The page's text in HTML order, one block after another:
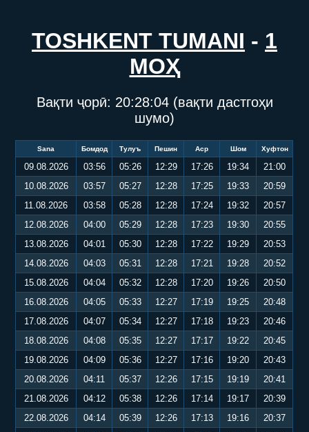
TOSHKENT TUMANI - 1
МОҲ
Вақти ҷорӣ: 20:28:04(вақти дастгоҳи
шумо)
Sana Бомдод Тулуъ Пешин Аср Шом Хуфтон
09.08.2026 03:56 05:26 12:29 17:26 19:34
21:00
10.08.2026
03:57 05:27 12:28 17:25 19:33
20:59
11.08.2026
03:58 05:28 12:28 17:24 19:32
20:57
12.08.2026
04:00 05:29 12:28 17:23 19:30
20:55
13.08.2026
04:01 05:30 12:28 17:22 19:29
20:53
14.08.2026
04:03 05:31 12:28 17:21 19:28
20:52
15.08.2026
04:04 05:32 12:28 17:20 19:26
20:50
16.08.2026
04:05 05:33 12:27 17:19 19:25
20:48
17.08.2026
04:07 05:34 12:27 17:18 19:23
20:46
18.08.2026
04:08 05:35 12:27 17:17 19:22
20:45
19.08.2026
04:09 05:36 12:27 17:16 19:20
20:43
20.08.2026
04:11 05:37 12:26 17:15 19:19
20:41
21.08.2026
04:12 05:38 12:26 17:14 19:17
20:39
22.08.2026
04:14 05:39 12:26 17:13 19:16
20:37